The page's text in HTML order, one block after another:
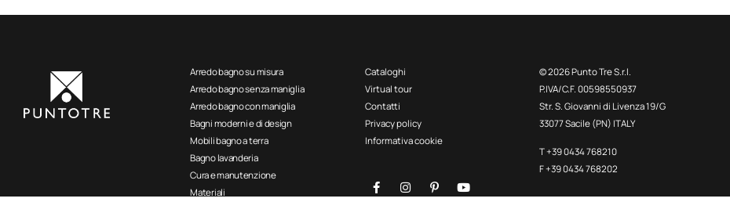
Arredo bagno su misura
Arredo bagno senza maniglia
Arredo bagno con maniglia
Bagni moderni e di design
Mobili bagno a terra
Bagno lavanderia
Cura e manutenzione
Materiali
Cataloghi
Virtual tour
Contatti
Privacy policy
Informativa cookie
© 2026 Punto Tre S.r.l.
P.IVA/C.F. 00598550937
Str. S. Giovanni di Livenza 19/G
33077 Sacile (PN) ITALY
T +39 0434 768210
F +39 0434 768202